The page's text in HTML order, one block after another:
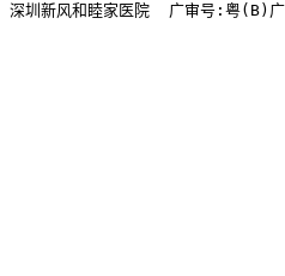
深圳新风和睦家医院  广审号:粤(B)